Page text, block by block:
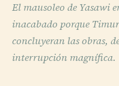
El mausoleo de Yasawi
inacabado porque
concluyeran las obras,
interrupción magnífica.